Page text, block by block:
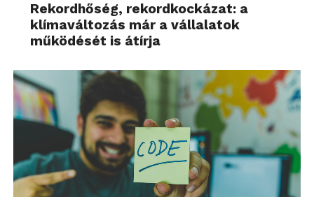
Rekordhőség, rekordkockázat: a
klímaváltozás már a vállalatok
működését is átírja